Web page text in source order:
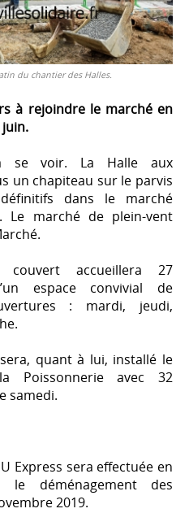
du chantier des Halles.
à rejoindre le marché en
se voir. La Halle aux
un chapiteau sur le parvis
dans le marché
marché de plein-vent
accueillera 27
espace convivial de
: mardi, jeudi,
quant à lui, installé le
avec 32
samedi.
Express sera effectuée en
le déménagement des
2019.